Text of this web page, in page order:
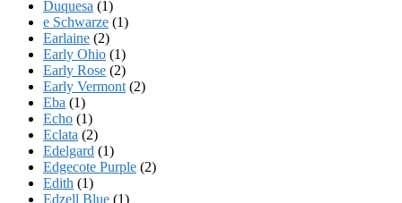
Duquesa (1)
e Schwarze (1)
Earlaine (2)
Early Ohio (1)
Early Rose (2)
Early Vermont (2)
Eba (1)
Echo (1)
Eclata (2)
Edelgard (1)
Edgecote Purple (2)
Edith (1)
Edzell Blue (1)